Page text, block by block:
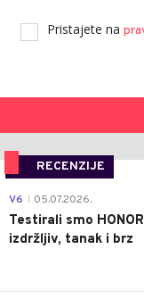
Pristajete na
RECENZIJE
V6 05.07.2026.
Testirali smo
izdržljiv, tanak i brz